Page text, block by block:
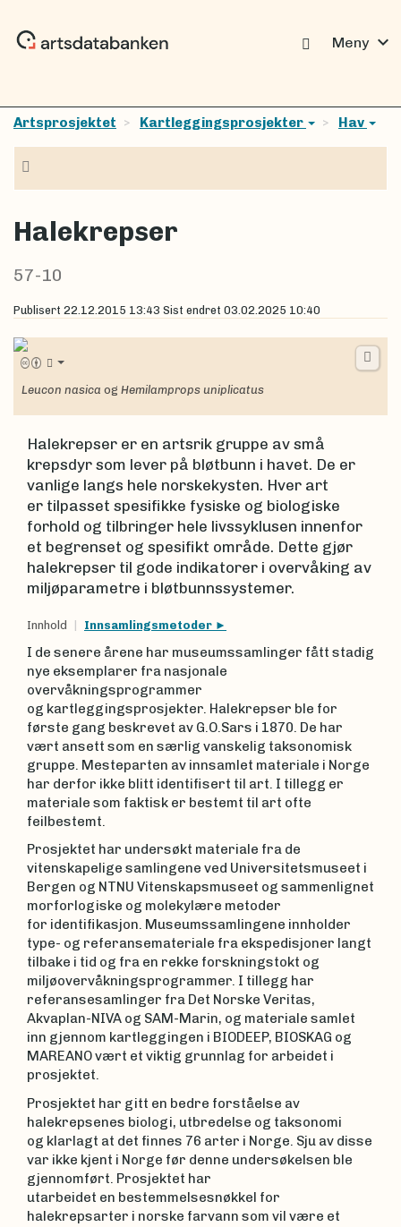
Meny expand_more
Artsprosjektet Kartleggingsprosjekter Hav
Halekrepser
57-10
Publisert 22.12.2015 13:43 Sist endret 03.02.2025 10:40
Leucon nasica og Hemilamprops uniplicatus
Halekrepser er en artsrik gruppe av små
krepsdyr som lever på bløtbunn i havet. De er
vanlige langs hele norskekysten. Hver art
er tilpasset spesifikke fysiske og biologiske
forhold og tilbringer hele livssyklusen innenfor
et begrenset og spesifikt område. Dette gjør
halekrepser til gode indikatorer i overvåking av
miljøparametre i bløtbunnssystemer.
Innhold Innsamlingsmetoder
I de senere årene har museumssamlinger fått stadig
nye eksemplarer fra nasjonale
overvåkningsprogrammer
og kartleggingsprosjekter. Halekrepser ble for
første gang beskrevet av G.O.Sars i 1870. De har
vært ansett som en særlig vanskelig taksonomisk
gruppe. Mesteparten av innsamlet materiale i Norge
har derfor ikke blitt identifisert til art. I tillegg er
materiale som faktisk er bestemt til art ofte
feilbestemt.
Prosjektet har undersøkt materiale fra de
vitenskapelige samlingene ved Universitetsmuseet i
Bergen og NTNU Vitenskapsmuseet og sammenlignet
morforlogiske og molekylære metoder
for identifikasjon. Museumssamlingene innholder
type- og referansemateriale fra ekspedisjoner langt
tilbake i tid og fra en rekke forskningstokt og
miljøovervåkningsprogrammer. I tillegg har
referansesamlinger fra Det Norske Veritas,
Akvaplan-NIVA og SAM-Marin, og materiale samlet
inn gjennom kartleggingen i BIODEEP, BIOSKAG og
MAREANO vært et viktig grunnlag for arbeidet i
prosjektet.
Prosjektet har gitt en bedre forståelse av
halekrepsenes biologi, utbredelse og taksonomi
og klarlagt at det finnes 76 arter i Norge. Sju av disse
var ikke kjent i Norge før denne undersøkelsen ble
gjennomført. Prosjektet har
utarbeidet en bestemmelsesnøkkel for
halekrepsarter i norske farvann som vil være et